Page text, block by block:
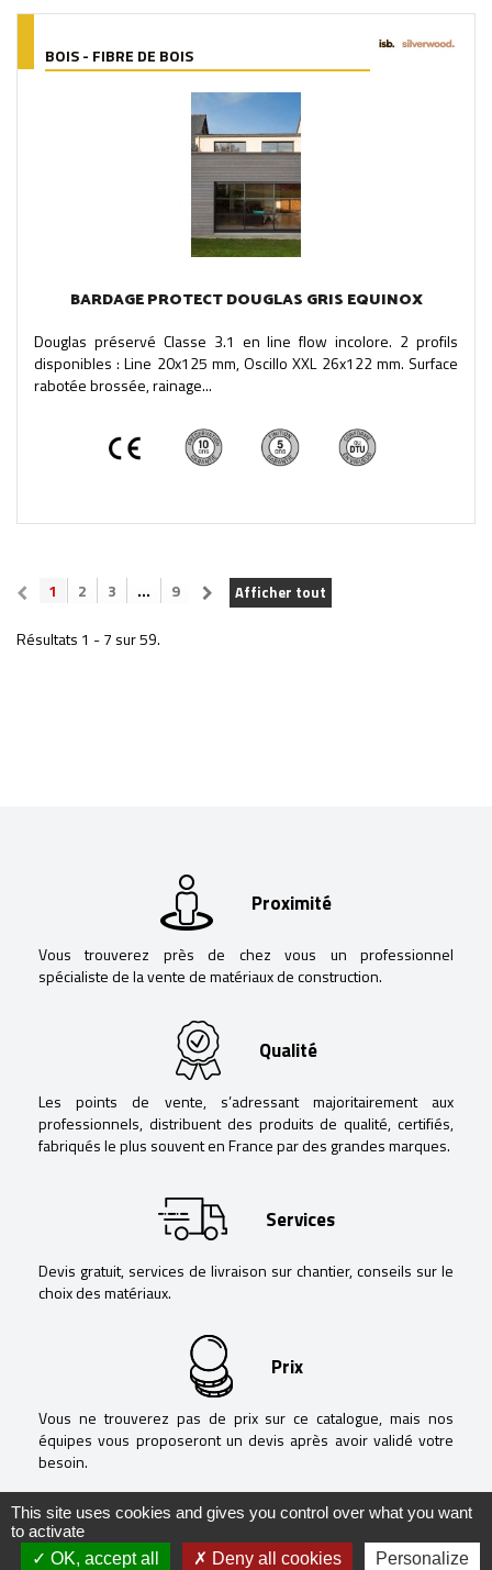
BOIS - FIBRE DE BOIS
BARDAGE PROTECT DOUGLAS GRIS EQUINOX
Douglas préservé Classe 3.1 en line flow incolore. 2 profils
disponibles : Line 20x125 mm, Oscillo XXL 26x122 mm. Surface
rabotée brossée, rainage...
Afficher tout
1 2 3 ... 9
Résultats 1 - 7 sur 59.
Proximité
Vous trouverez près de chez vous un professionnel
spécialiste de la vente de matériaux de construction.
Qualité
Les points de vente, s’adressant majoritairement aux
professionnels, distribuent des produits de qualité, certifiés,
fabriqués le plus souvent en France par des grandes marques.
Services
Devis gratuit, services de livraison sur chantier, conseils sur le
choix des matériaux.
Prix
Vous ne trouverez pas de prix sur ce catalogue, mais nos
équipes vous proposeront un devis après avoir validé votre
besoin.
This site uses cookies and gives you control over what you want
to activate
OK, accept all
Deny all cookies Personalize